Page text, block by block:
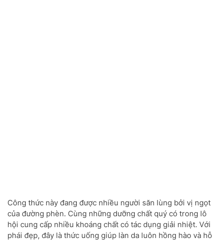
Công thức này đang được nhiều người săn lùng bởi vị ngọt
của đường phèn. Cùng những dưỡng chất quý có trong lô
hội cung cấp nhiều khoáng chất có tác dụng giải nhiệt. Với
phái đẹp, đây là thức uống giúp làn da luôn hồng hào và hỗ